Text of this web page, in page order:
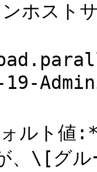
ホスト
ルト値
、\[グ